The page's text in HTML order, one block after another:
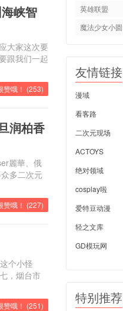
峡智
大家这次要
跟我们一起
赞哦！ (253)
润柏香
麗華、俄
多二次元
赞哦！ (227)
个小怪
，烟台市
赞哦！ (251)
英雄联盟
魔法少女小圆
友情链接
漫域
看客路
二次元现场
ACTOYS
绝对领域
cosplay啦
爱特豆动漫
轻之文库
GD模玩网
特别推荐